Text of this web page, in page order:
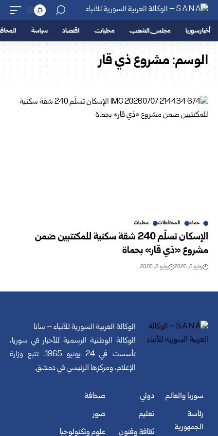
أخبار سوريا مجلس الشعب محليات اقتصاد سياسة
الوسم:مشروع ذي قار
حماة المحافظات محليات
الإسكان تسلّم 240 شقة سكنية للمكتتبين ضمن
مشروع «ذي قار» بحماة
يوليو 8, 2026 يوليو 8, 2026
الوكالة العربية السورية للأنباء – سانا
الوكالة الوطنية الرسمية للأخبار في سوريا،
تأسست في 24 يونيو 1965. تتبع وزارة
الإعلام، ومركزها الرئيسي في دمشق.
سوريا والعالم
رئاسة
الجمهورية
دولي
تعليم
ثقافة وفنون
صحافة
صور
علوم وتكنولوجيا